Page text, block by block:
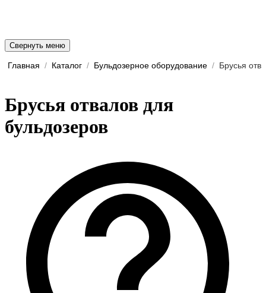
Свернуть меню
Главная / Каталог / Бульдозерное оборудование / Брусья
Брусья отвалов для
бульдозеров